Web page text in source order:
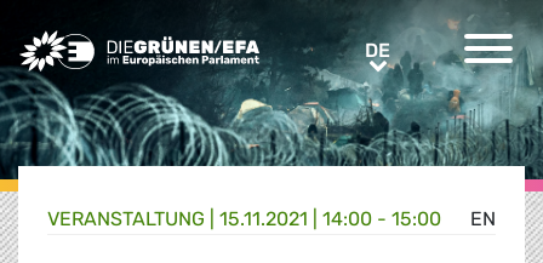
Greens/EFA Home DEDE
EN
VERANSTALTUNG 15.11.2021 | 14:00 - 15:00